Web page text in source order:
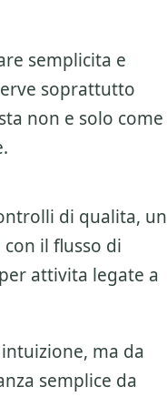
semplicita e
soprattutto
non e solo come
di qualita, un
il flusso di
attivita legate a
ma da
semplice da